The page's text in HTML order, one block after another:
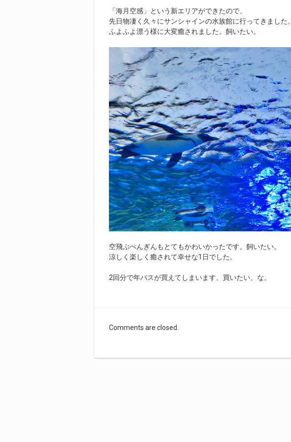
「海月空感」という新エリアができたので、
先日物凄く久々にサンシャインの水族館に行ってきました。
ふよふよ漂う様に大変癒されました。飼いたい。
空飛ぶぺんぎんもとてもかわいかったです。飼いたい。
涼しく楽しく癒されて幸せな1日でした。
2回分で年パスが買えてしまいます。買いたい。な。
Comments are closed.